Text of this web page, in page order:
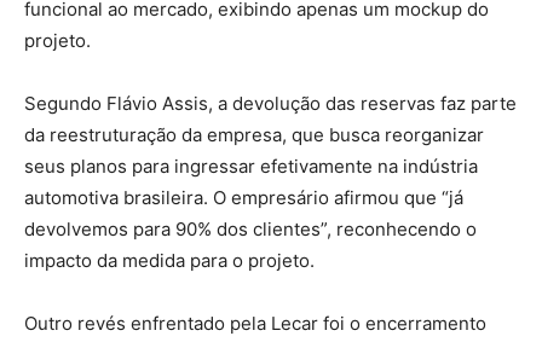
funcional ao mercado, exibindo apenas um mockup do
projeto.
Segundo Flávio Assis, a devolução das reservas faz parte
da reestruturação da empresa, que busca reorganizar
seus planos para ingressar efetivamente na indústria
automotiva brasileira. O empresário afirmou que “já
devolvemos para 90% dos clientes”, reconhecendo o
impacto da medida para o projeto.
Outro revés enfrentado pela Lecar foi o encerramento